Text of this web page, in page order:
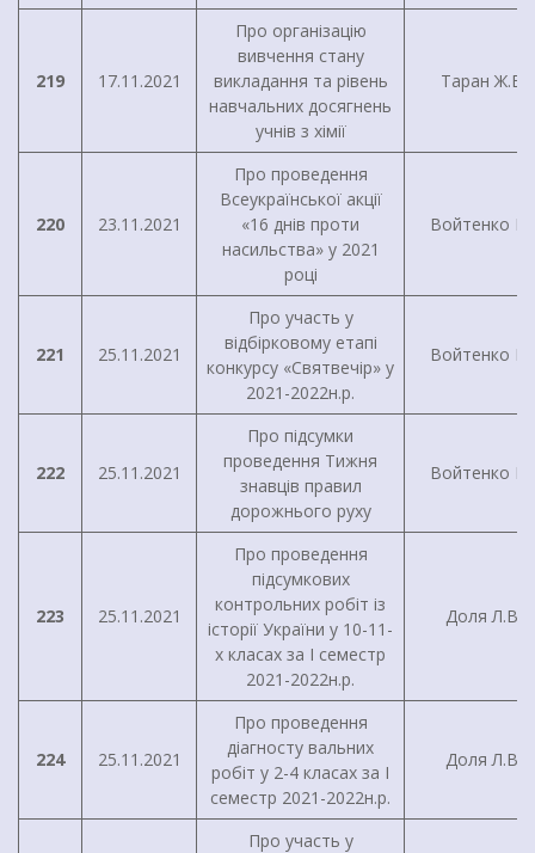
219 17.11.2021
Про організацію
вивчення стану
викладання та рівень
навчальних досягнень
учнів з хімії
Таран Ж.В.
220 23.11.2021
Про проведення
Всеукраїнської акції
«16 днів проти
насильства» у 2021
році
Войтенко І.Г.
221 25.11.2021
Про участь у
відбірковому етапі
конкурсу «Святвечір» у
2021-2022н.р.
Войтенко І.Г.
222 25.11.2021
Про підсумки
проведення Тижня
знавців правил
дорожнього руху
Войтенко І.Г.
223 25.11.2021
Про проведення
підсумкових
контрольних робіт із
історії України у 10-11-
х класах за I семестр
2021-2022н.р.
Доля Л.В.
224 25.11.2021
Про проведення
діагносту вальних
робіт у 2-4 класах за I
семестр 2021-2022н.р.
Доля Л.В.
Про участь у